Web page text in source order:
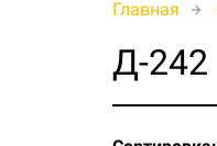
Главная
Д-242